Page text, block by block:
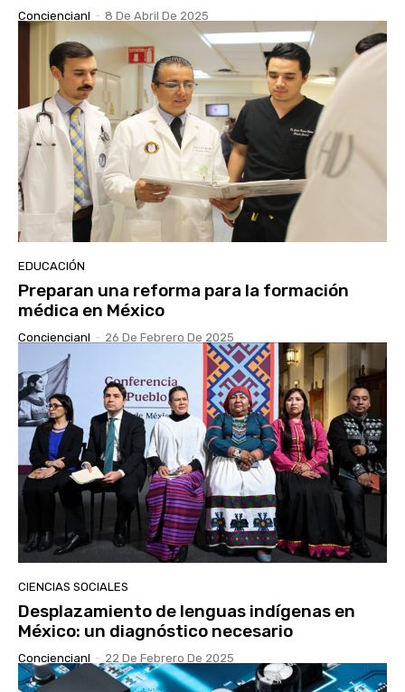
Conciencianl - 8 De Abril De 2025
EDUCACIÓN
Preparan una reforma para la formación
médica en México
Conciencianl - 26 De Febrero De 2025
CIENCIAS SOCIALES
Desplazamiento de lenguas indígenas en
México: un diagnóstico necesario
Conciencianl - 22 De Febrero De 2025